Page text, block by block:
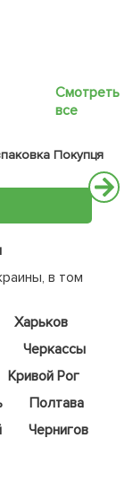
Смотреть
все
Покупця
в том
Харьков
Черкассы
Кривой Рог
Полтава
Чернигов